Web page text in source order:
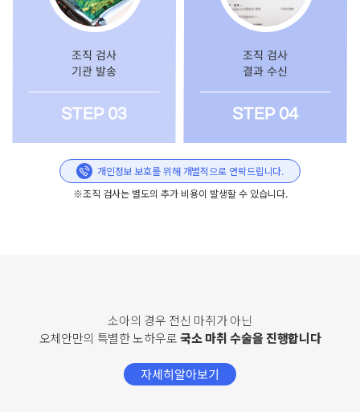
조직 검사
기관 발송
STEP 03
조직 검사
결과 수신
STEP 04
개인정보 보호를 위해 개별적으로 연락드립니다.
※조직 검사는 별도의 추가 비용이 발생할 수 있습니다.
소아의 경우 전신 마취가 아닌
오체안만의 특별한 노하우로국소 마취 수술을 진행합니다
자세히알아보기